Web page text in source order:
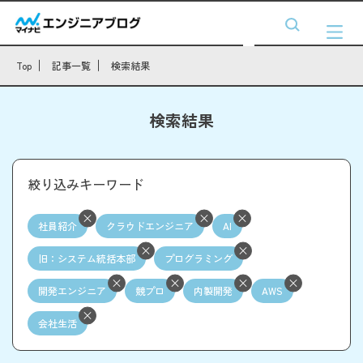
Top 記事一覧 検索結果
検索結果
絞り込みキーワード
社員紹介 クラウドエンジニア AI
旧：システム統括本部 プログラミング
開発エンジニア 競プロ 内製開発 AWS
会社生活